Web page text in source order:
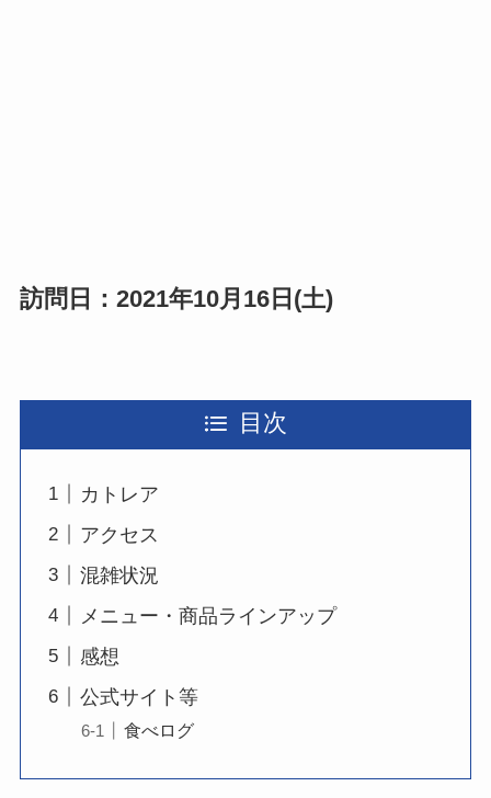
訪問日：2021年10月16日(土)
目次
カトレア
アクセス
混雑状況
メニュー・商品ラインアップ
感想
公式サイト等
食べログ